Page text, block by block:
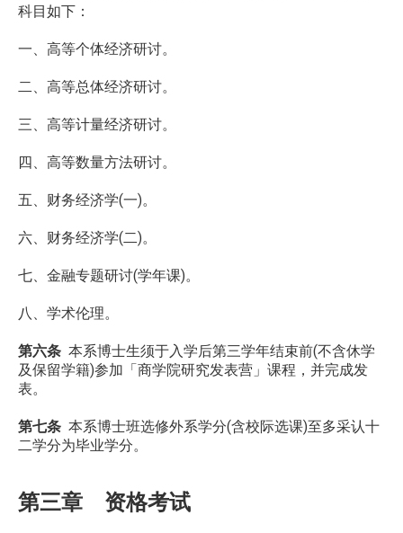
科目如下：
一、高等个体经济研讨。
二、高等总体经济研讨。
三、高等计量经济研讨。
四、高等数量方法研讨。
五、财务经济学(一)。
六、财务经济学(二)。
七、金融专题研讨(学年课)。
八、学术伦理。
第六条 本系博士生须于入学后第三学年结束前(不含休学
及保留学籍)参加「商学院研究发表营」课程，并完成发
表。
第七条 本系博士班选修外系学分(含校际选课)至多采认十
二学分为毕业学分。
第三章 资格考试